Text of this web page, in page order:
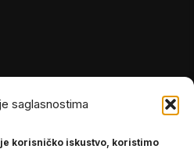
saglasnostima
korisničko iskustvo, koristimo